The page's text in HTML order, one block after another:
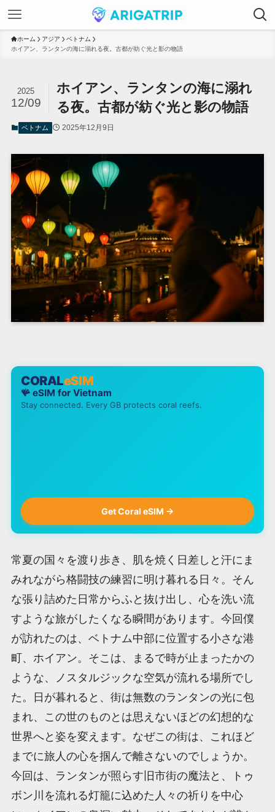
ホーム アジア
ベトナム
ホイアン、ランタンの海に溺れる夜。古都が紡ぐ光と影の物語
ホイアン、ランタンの海に溺れ
る夜。古都が紡ぐ光と影の物語
2025
12/09
ベトナム 2025年12月9日
CORALeSIM
🪸 eSIM for Vietnam
Stay connected. Every GB protects coral reefs.
Get Coral eSIM →
常夏の国々を渡り歩き、肌を焼く日差しと汗にま
みれながら格闘技の練習に明け暮れる日々。そん
な張り詰めた日常からふと抜け出し、心を洗い流
すような旅がしたくなる瞬間があります。今回僕
が訪れたのは、ベトナム中部に位置する小さな港
町、ホイアン。そこは、まるで時が止まったかの
ような、ノスタルジックな空気が流れる場所でし
た。日が暮れると、街は無数のランタンの光に包
まれ、この世のものとは思えないほどの幻想的な
世界へと姿を変えます。なぜこの街は、これほど
までに旅人の心を掴んで離さないのでしょうか。
今回は、ランタンが照らす旧市街の魔法と、トゥ
ボン川を流れる灯籠に込めた人々の祈りを中心